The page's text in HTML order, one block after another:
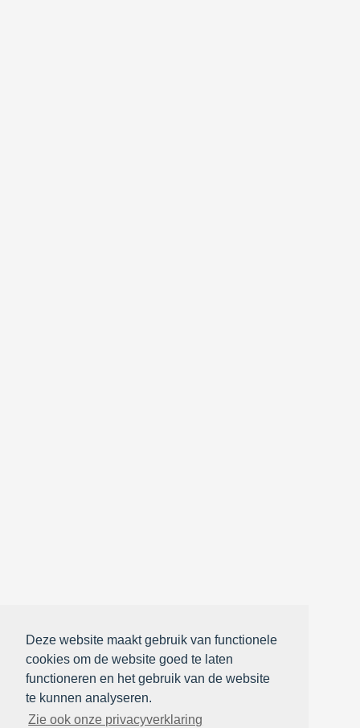
Deze website maakt gebruik van functionele
cookies om de website goed te laten
functioneren en het gebruik van de website
te kunnen analyseren.
Zie ook onze privacyverklaring